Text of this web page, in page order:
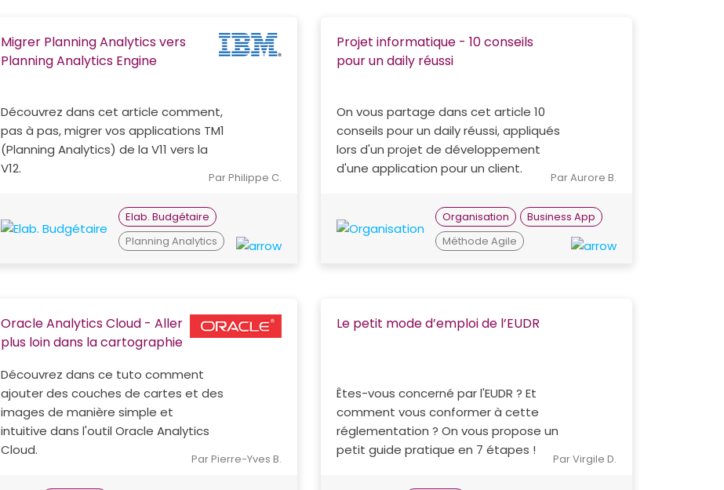
Migrer Planning Analytics vers
Planning Analytics Engine
Découvrez dans cet article comment,
pas à pas, migrer vos applications TM1
(Planning Analytics) de la V11 vers la
V12.
Par Philippe C.
Elab. Budgétaire
Planning Analytics
Projet informatique - 10 conseils
pour un daily réussi
On vous partage dans cet article 10
conseils pour un daily réussi, appliqués
lors d'un projet de développement
d'une application pour un client.
Par Aurore B.
Organisation
Business App
Méthode Agile
Oracle Analytics Cloud - Aller
plus loin dans la cartographie
Découvrez dans ce tuto comment
ajouter des couches de cartes et des
images de manière simple et
intuitive dans l'outil Oracle Analytics
Cloud.
Par Pierre-Yves B.
Le petit mode d’emploi de l’EUDR
Êtes-vous concerné par l'EUDR ? Et
comment vous conformer à cette
réglementation ? On vous propose un
petit guide pratique en 7 étapes !
Par Virgile D.